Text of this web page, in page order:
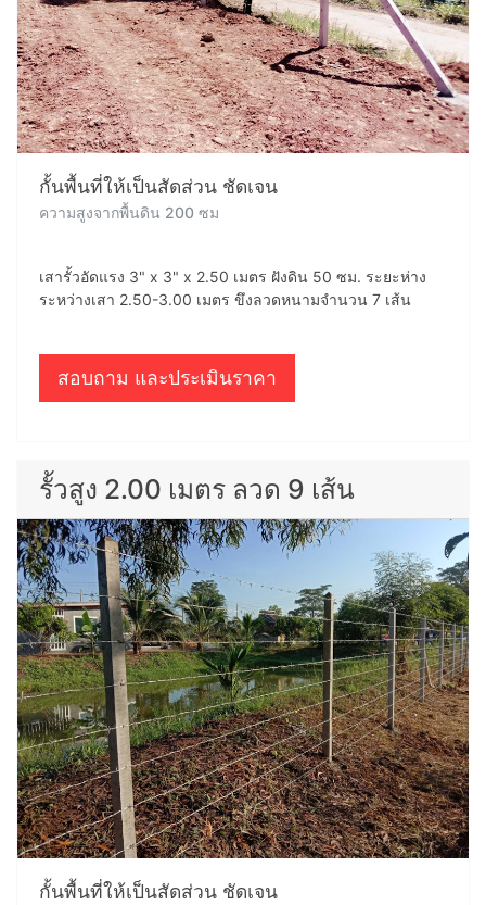
กั้นพื้นที่ให้เป็นสัดส่วน ชัดเจน
ความสูงจากพื้นดิน 200 ซม
เสารั้วอัดแรง 3" x 3" x 2.50 เมตร ฝังดิน 50 ซม. ระยะห่าง
ระหว่างเสา 2.50-3.00 เมตร ขึงลวดหนามจำนวน 7 เส้น
สอบถาม และประเมินราคา
รั้วสูง 2.00 เมตร ลวด 9 เส้น
กั้นพื้นที่ให้เป็นสัดส่วน ชัดเจน